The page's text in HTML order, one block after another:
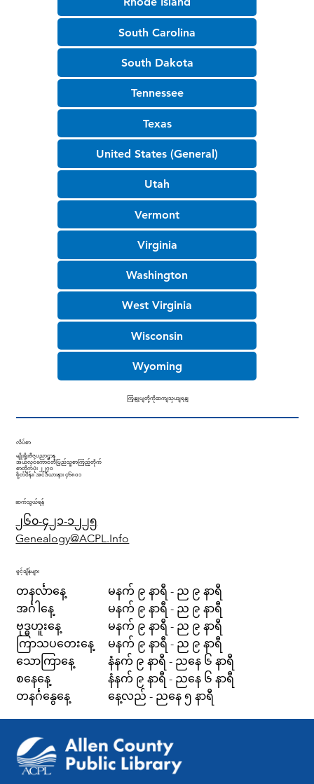
South Carolina
South Dakota
Tennessee
Texas
United States (General)
Utah
Vermont
Virginia
Washington
West Virginia
Wisconsin
Wyoming
ဖွင့်ချိန်များ
တနင်္လာနေ့
အင်္ဂါနေ့
ဗုဒ္ဓဟူးနေ့
ကြာသပတေးနေ့
သောကြာနေ့
စနေနေ့
တနင်္ဂနွေနေ့
မနက် ၉ နာရီ - ည ၉ နာရီ
မနက် ၉ နာရီ - ည ၉ နာရီ
မနက် ၉ နာရီ - ည ၉ နာရီ
မနက် ၉ နာရီ - ည ၉ နာရီ
နံနက် ၉ နာရီ - ညနေ ၆ နာရီ
နံနက် ၉ နာရီ - ညနေ ၆ နာရီ
နေ့လည် - ညနေ ၅ နာရီ
ဆက်သွယ်ရန်
၂၆၀-၄၂၁-၁၂၂၅
Genealogy@ACPL.Info
လိပ်စာ
မျိုးရိုးဗီဇပညာဌာန
အယ်လင်ကောင်တီပြည်သူ့စာကြည့်တိုက်
စာတိုက်ပုံး ၂၂၇၀
ဖို့တ်ဝိန်း၊ အင်ဒီယားနား ၄၆၈၀၁
ကြှနျုပျတို့ကိုဆကျသှယျရနျ